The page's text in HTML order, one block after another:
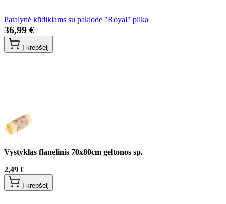
Patalynė kūdikiams su paklode "Royal" pilka
36,99 €
Į krepšelį
Vystyklas flanelinis 70x80cm geltonos sp.
2,49 €
Į krepšelį